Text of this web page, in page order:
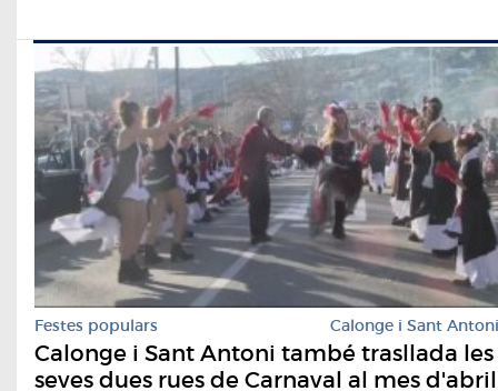
Festes populars Calonge i Sant Antoni
Calonge i Sant Antoni també trasllada les
seves dues rues de Carnaval al mes d'abril